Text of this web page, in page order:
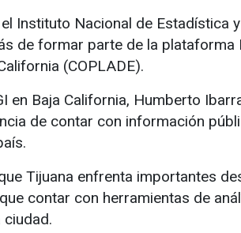
Instituto Nacional de Estadística
de formar parte de la plataforma
(COPLADE).
en Baja California, Humberto
de contar con información
Tijuana enfrenta importantes
contar con herramientas de